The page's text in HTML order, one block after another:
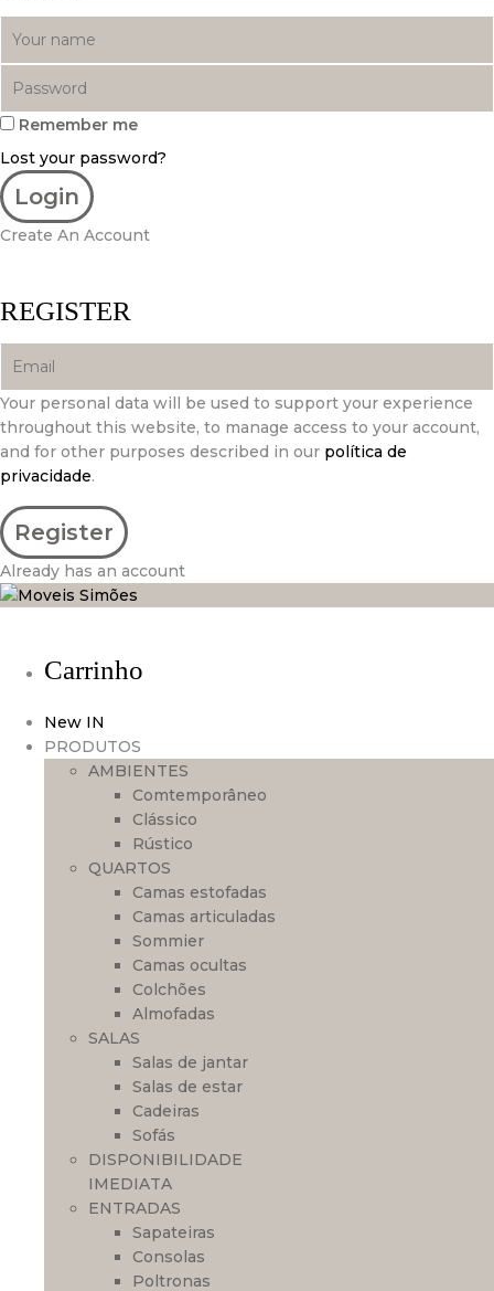
Remember me
Lost your password?
Create An Account
REGISTER
Your personal data will be used to support your experience
throughout this website, to manage access to your account,
and for other purposes described in our política de
privacidade.
Already has an account
Carrinho
New IN
PRODUTOS
AMBIENTES
Comtemporâneo
Clássico
Rústico
QUARTOS
Camas estofadas
Camas articuladas
Sommier
Camas ocultas
Colchões
Almofadas
SALAS
Salas de jantar
Salas de estar
Cadeiras
Sofás
DISPONIBILIDADE
IMEDIATA
ENTRADAS
Sapateiras
Consolas
Poltronas